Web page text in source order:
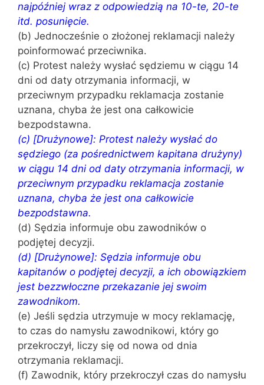
najpóźniej wraz z odpowiedzią na 10-te, 20-te
itd. posunięcie.
(b) Jednocześnie o złożonej reklamacji należy
poinformować przeciwnika.
(c) Protest należy wysłać sędziemu w ciągu 14
dni od daty otrzymania informacji, w
przeciwnym przypadku reklamacja zostanie
uznana, chyba że jest ona całkowicie
bezpodstawna.
(c) [Drużynowe]: Protest należy wysłać do
sędziego (za pośrednictwem kapitana drużyny)
w ciągu 14 dni od daty otrzymania informacji, w
przeciwnym przypadku reklamacja zostanie
uznana, chyba że jest ona całkowicie
bezpodstawna.
(d) Sędzia informuje obu zawodników o
podjętej decyzji.
(d) [Drużynowe]: Sędzia informuje obu
kapitanów o podjętej decyzji, a ich obowiązkiem
jest bezzwłoczne przekazanie jej swoim
zawodnikom.
(e) Jeśli sędzia utrzymuje w mocy reklamację,
to czas do namysłu zawodnikowi, który go
przekroczył, liczy się od nowa od dnia
otrzymania reklamacji.
(f) Zawodnik, który przekroczył czas do namysłu